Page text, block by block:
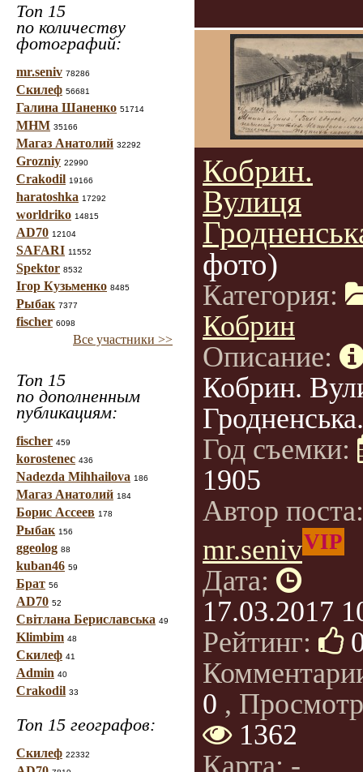
Топ 15
по количеству
фотографий:
mr.seniv 78286
Скилеф 56681
Галина Шаненко 51714
МНМ 35166
Магаз Анатолий 32292
Grozniy 22990
Crakodil 19166
haratoshka 17292
worldriko 14815
AD70 12104
SAFARI 11552
Spektor 8532
Ігор Кузьменко 8485
Рыбак 7377
fischer 6098
Все участники >>
Топ 15
по дополненным
публикациям:
fischer 459
korostenec 436
Nadezda Mihhailova 186
Магаз Анатолий 184
Борис Ассеев 178
Рыбак 156
ggeolog 88
kuban46 59
Брат 56
AD70 52
Світлана Бериславська 49
Klimbim 48
Скилеф 41
Admin 40
Crakodil 33
Топ 15 географов:
Скилеф 22332
Кобрин.
Вулиця
фото)
Категория:
Кобрин
Описание:
Кобрин.
Гродненська.
Год съемки:
1905
Автор
mr.senivVIP
Дата:
17.03.2017
Рейтинг:
0 ,
1362